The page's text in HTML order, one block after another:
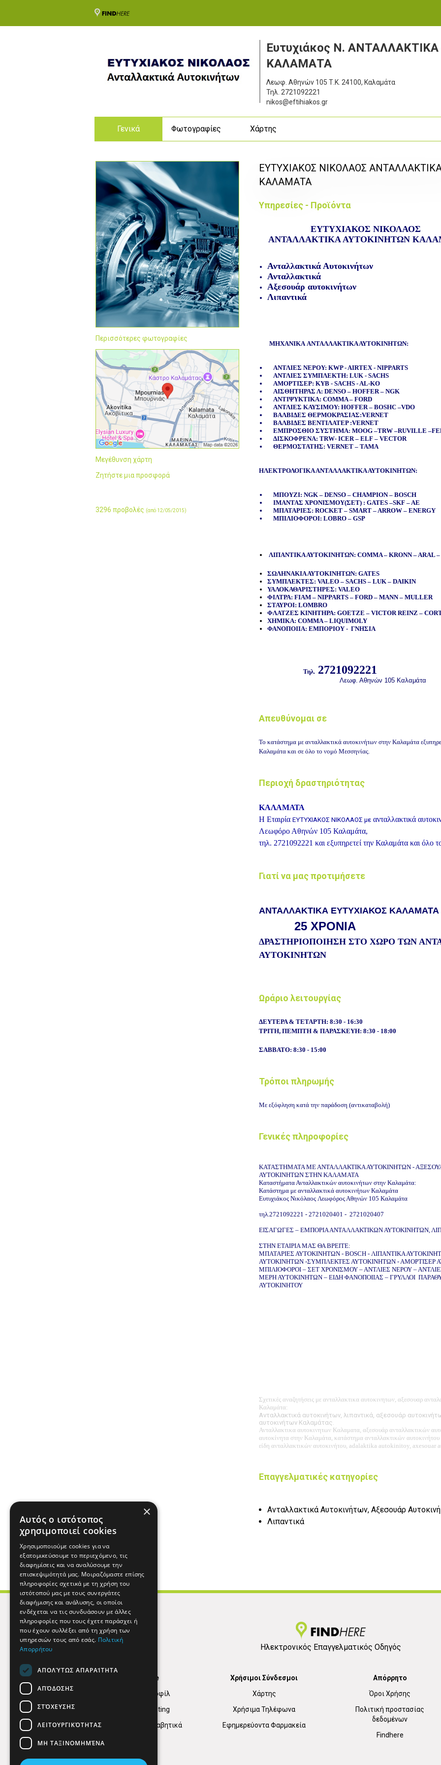
Ευτυχιάκος Ν.
ΚΑΛΑΜΑΤΑ
Λεωφ. Αθηνών 105 Τ.Κ. 24100, Καλαμάτα
Τηλ. 2721092221
nikos@eftihiakos.gr
Γενικά Φωτογραφίες Χάρτης
Περισσότερες φωτογραφίες
Μεγέθυνση χάρτη
Ζητήστε μια προσφορά
3296 προβολές (από 12/05/2015)
ΕΥΤΥΧΙΑΚΟΣ ΝΙΚΟΛΑΟΣ
ΚΑΛΑΜΑΤΑ
Υπηρεσίες - Προϊόντα
ΕΥΤΥΧΙΑΚΟΣ ΝΙΚΟΛΑΟΣ
ΑΝΤΑΛΛΑΚΤΙΚΑ ΑΥΤΟΚΙΝΗΤΩΝ
Ανταλλακτικά Αυτοκινήτων
Ανταλλακτικά
Αξεσουάρ αυτοκινήτων
Λιπαντικά
ΜΗΧΑΝΙΚΑΑΝΤΑΛΛΑΚΤΙΚΑ ΑΥΤΟΚΙΝΗΤΩΝ:
ΑΝΤΛΙΕΣ ΝΕΡΟΥ: KWP - AIRTEX - NIPPARTS
ΑΝΤΛΙΕΣ ΣΥΜΠΛΕΚΤΗ: LUK - SACHS
ΑΜΟΡΤΙΣΕΡ: KYB - SACHS - AL-KO
ΑΙΣΘΗΤΗΡΑΣ Λ: DENSO – HOFFER – NGK
ΑΝΤΙΨΥΚΤΙΚΑ: COMMA – FORD
ΑΝΤΛΙΕΣ ΚΑΥΣΙΜΟΥ: HOFFER – BOSHC –VDO
ΒΑΛΒΙΔΕΣ ΘΕΡΜΟΚΡΑΣΙΑΣ:VERNET
ΒΑΛΒΙΔΕΣ ΒΕΝΤΙΛΑΤΕΡ :VERNET
ΕΜΠΡΟΣΘΙΟ ΣΥΣΤΗΜΑ: MOOG –TRW –RUVILLE
ΔΙΣΚΟΦΡΕΝΑ: TRW- ICER – ELF – VECTOR
ΘΕΡΜΟΣΤΑΤΗΣ: VERNET – TAMA
ΗΛΕΚΤΡΟΛΟΓΙΚΑ ΑΝΤΑΛΛΑΚΤΙΚΑ ΑΥΤΟΚΙΝΗΤΩΝ:
ΜΠΟΥΖΙ: NGK – DENSO – CHAMPION – BOSCH
ΙΜΑΝΤΑΣ ΧΡΟΝΙΣΜΟΥ(ΣΕΤ) : GATES –SKF – AE
ΜΠΑΤΑΡΙΕΣ: ROCKET – SMART – ARROW – ENERGY
ΜΠΙΛΙΟΦΟΡΟΙ: LOBRO – GSP
ΛΙΠΑΝΤΙΚΑ ΑΥΤΟΚΙΝΗΤΩΝ: COMMA – KRONN – ARAL
ΣΩΛΗΝΑΚΙΑ ΑΥΤΟΚΙΝΗΤΩΝ: GATES
ΣΥΜΠΛΕΚΤΕΣ: VALEO – SACHS – LUK – DAIKIN
ΥΑΛΟΚΑΘΑΡΙΣΤΗΡΕΣ: VALEO
ΦΙΛΤΡΑ: FIAM – NIPPARTS – FORD – MANN – MULLER
ΣΤΑΥΡΟΙ: LOMBRO
ΦΛΑΤΖΕΣ ΚΙΝΗΤΗΡΑ: GOETZE – VICTOR REINZ –
ΧΗΜΙΚΑ: COMMA – LIQUIMOLY
ΦΑΝΟΠΟΙΙΑ: ΕΜΠΟΡΙΟΥ - ΓΝΗΣΙΑ
Τηλ. 2721092221
Λεωφ. Αθηνών 105 Καλαμάτα
Απευθύνομαι σε
Το κατάστημα με ανταλλακτικά αυτοκινήτων στην Καλαμάτα
Καλαμάτα και σε όλο το νομό Μεσσηνίας.
Περιοχή δραστηριότητας
ΚΑΛΑΜΑΤΑ
Η Εταιρία ΕΥΤΥΧΙΑΚΟΣ ΝΙΚΟΛΑΟΣ με ανταλλακτικά
Λεωφόρο Αθηνών 105 Καλαμάτα,
τηλ. 2721092221 και εξυπηρετεί την Καλαμάτα και όλο
Γιατί να μας προτιμήσετε
ΑΝΤΑΛΛΑΚΤΙΚΑ ΕΥΤΥΧΙΑΚΟΣ ΚΑΛΑΜΑΤΑ
25 ΧΡΟΝΙΑ
ΔΡΑΣΤΗΡΙΟΠΟΙΗΣΗ ΣΤΟ ΧΩΡΟ ΤΩΝ
ΑΥΤΟΚΙΝΗΤΩΝ
Ωράριο λειτουργίας
ΔΕΥΤΕΡΑ & ΤΕΤΑΡΤΗ:
ΤΡΙΤΗ, ΠΕΜΠΤΗ & ΠΑΡΑΣΚΕΥΗ: 8:30 - 18:00
ΣΑΒΒΑΤΟ: 8:30 - 15:00
Τρόποι πληρωμής
Με εξόφληση κατά την παράδοση (αντικαταβολή)
Γενικές πληροφορίες
ΚΑΤΑΣΤΗΜΑΤΑ ΜΕ ΑΝΤΑΛΛΑΚΤΙΚΑ ΑΥΤΟΚΙΝΗΤΩΝ -
ΑΥΤΟΚΙΝΗΤΩΝ ΣΤΗΝ ΚΑΛΑΜΑΤΑ
Καταστήματα Ανταλλακτικών αυτοκινήτων στην Καλαμάτα:
Κατάστημα με ανταλλακτικά αυτοκινήτων Καλαμάτα
Ευτυχιάκος Νικόλαος Λεωφόρος Αθηνών 105 Καλαμάτα
τηλ.2721092221 - 2721020401 - 2721020407
ΕΙΣΑΓΩΓΕΣ – ΕΜΠΟΡΙΑ ΑΝΤΑΛΛΑΚΤΙΚΩΝ ΑΥΤΟΚΙΝΗΤΩΝ,
ΣΤΗΝ ΕΤΑΙΡΙΑ ΜΑΣ ΘΑ ΒΡΕΙΤΕ:
ΜΠΑΤΑΡΙΕΣ ΑΥΤΟΚΙΝΗΤΩΝ - BOSCH - ΛΙΠΑΝΤΙΚΑ
ΑΥΤΟΚΙΝΗΤΩΝ -ΣΥΜΠΛΕΚΤΕΣ ΑΥΤΟΚΙΝΗΤΩΝ - ΑΜΟΡΤΙΣΕΡ
ΜΠΙΛΙΟΦΟΡΟΙ – ΣΕΤ ΧΡΟΝΙΣΜΟΥ – ΑΝΤΛΙΕΣ ΝΕΡΟΥ –
ΜΕΡΗ ΑΥΤΟΚΙΝΗΤΩΝ – ΕΙΔΗ ΦΑΝΟΠΟΙΙΑΣ – ΓΡΥΛΛΟΙ
ΑΥΤΟΚΙΝΗΤΟΥ
Σχετικές αναζητήσεις με ανταλλακτικα αυτοκινητων, αξεσουαρ
Καλαμάτα:
Ανταλλακτικά αυτοκινήτων, λιπαντικά, αξεσουάρ
αυτοκινήτων Καλαμάτας.
Ανταλλακτικα αυτοκινητων Καλαματα, αξεσουάρ ανταλλακτικών
αυτοκίνητα στην Καλαμάτα, κατάστημα ανταλλακτικών
είδη ανταλλακτικών αυτοκινήτου, adalaktika autokinitoy, axesouar
Επαγγελματικές κατηγορίες
Ανταλλακτικά Αυτοκινήτων, Αξεσουάρ
Λιπαντικά
Ηλεκτρονικός Επαγγελματικός Οδηγός
Find Here
Εταιρικό Προφίλ
Digital marketing
Κατηγορίες Αλφαβητικά
Χρήσιμοι Σύνδεσμοι
Χάρτης
Χρήσιμα Τηλέφωνα
Εφημερεύοντα Φαρμακεία
Απόρρητο
Όροι Χρήσης
Πολιτική προστασίας
δεδομένων
Findhere
×
Αυτός ο ιστότοπος
χρησιμοποιεί cookies
Χρησιμοποιούμε cookies για να
εξατομικεύσουμε το περιεχόμενο, τις
διαφημίσεις και να αναλύσουμε την
επισκεψιμότητά μας. Μοιραζόμαστε επίσης
πληροφορίες σχετικά με τη χρήση του
ιστότοπού μας με τους συνεργάτες
διαφήμισης και ανάλυσης, οι οποίοι
ενδέχεται να τις συνδυάσουν με άλλες
πληροφορίες που τους έχετε παράσχει ή
που έχουν συλλέξει από τη χρήση των
υπηρεσιών τους από εσάς. Πολιτική
Απορρήτου
ΑΠΟΛΎΤΩΣ ΑΠΑΡΑΊΤΗΤΑ
ΑΠΌΔΟΣΗΣ
ΣΤΌΧΕΥΣΗΣ
ΛΕΙΤΟΥΡΓΙΚΌΤΗΤΑΣ
ΜΗ ΤΑΞΙΝΟΜΗΜΈΝΑ